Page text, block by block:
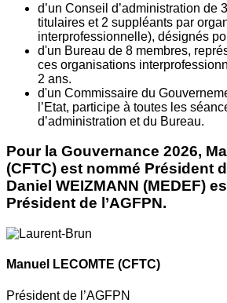
d’un Conseil d’administration de
titulaires et 2 suppléants par
interprofessionnelle), désignés
d'un Bureau de 8 membres,
ces organisations
2 ans.
d'un Commissaire du
l’Etat, participe à toutes les
d’administration et du Bureau.
Pour la Gouvernance 2026,
(CFTC) est nommé Président
Daniel WEIZMANN (MEDEF)
Président de l’AGFPN.
Manuel LECOMTE (CFTC)
Président de l’AGFPN